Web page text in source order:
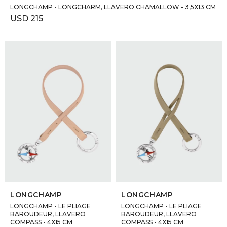
LONGCHAMP - LONGCHARM, LLAVERO CHAMALLOW - 3,5X13 CM
USD 215
LONGCHAMP
LONGCHAMP - LE PLIAGE
BAROUDEUR, LLAVERO
COMPASS - 4X15 CM
LONGCHAMP
LONGCHAMP - LE PLIAGE
BAROUDEUR, LLAVERO
COMPASS - 4X15 CM